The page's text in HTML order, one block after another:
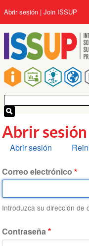
al
contenido
principal
Main
navigation
User
account
menu
Abrir sesión Join ISSUP
Abrir sesión
Solapas
Abrir sesión
Correo electrónico
Introduzca su dirección de
Contraseña